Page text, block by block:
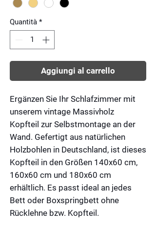
Quantità *
Aggiungi al carrello
Ergänzen Sie Ihr Schlafzimmer mit
unserem vintage Massivholz
Kopfteil zur Selbstmontage an der
Wand. Gefertigt aus natürlichen
Holzbohlen in Deutschland, ist dieses
Kopfteil in den Größen 140x60 cm,
160x60 cm und 180x60 cm
erhältlich. Es passt ideal an jedes
Bett oder Boxspringbett ohne
Rücklehne bzw. Kopfteil.